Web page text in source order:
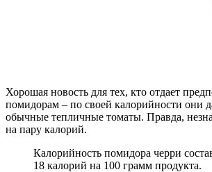
Хорошая новость для тех, кто отдает
помидорам – по своей калорийности они
обычные тепличные томаты. Правда,
на пару калорий.
Калорийность помидора черри
18 калорий на 100 грамм продукта.